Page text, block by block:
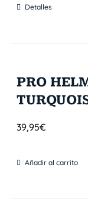
Detalles
PRO
39,95€
Añadir al carrito